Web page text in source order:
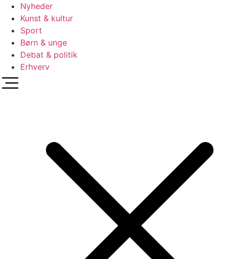
Nyheder
Kunst & kultur
Sport
Børn & unge
Debat & politik
Erhverv